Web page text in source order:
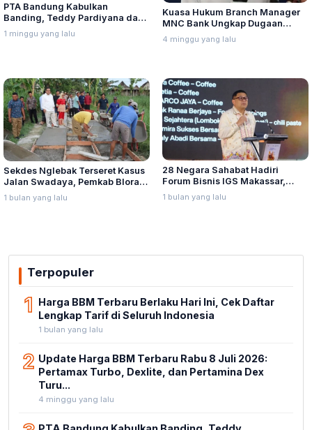
PTA Bandung Kabulkan
Banding, Teddy Pardiyana dan
Bintang Ditetapkan Ahli Waris
Lina Jubaedah
1 minggu yang lalu
Kuasa Hukum Branch Manager
MNC Bank Ungkap Dugaan
Penganiayaan oleh Hary Tanoe
di MNC Towe
4 minggu yang lalu
Sekdes Nglebak Terseret Kasus
Jalan Swadaya, Pemkab Blora
Sebut Pendampingan Hukum
Bukan Kewenangannya
1 bulan yang lalu
28 Negara Sahabat Hadiri
Forum Bisnis IGS Makassar,
Munafri Tawarkan Investasi
Stadion Untia
1 bulan yang lalu
Terpopuler
1 Harga BBM Terbaru Berlaku Hari Ini, Cek Daftar
Lengkap Tarif di Seluruh Indonesia
1 bulan yang lalu
2 Update Harga BBM Terbaru Rabu 8 Juli 2026:
Pertamax Turbo, Dexlite, dan Pertamina Dex
Turu...
4 minggu yang lalu